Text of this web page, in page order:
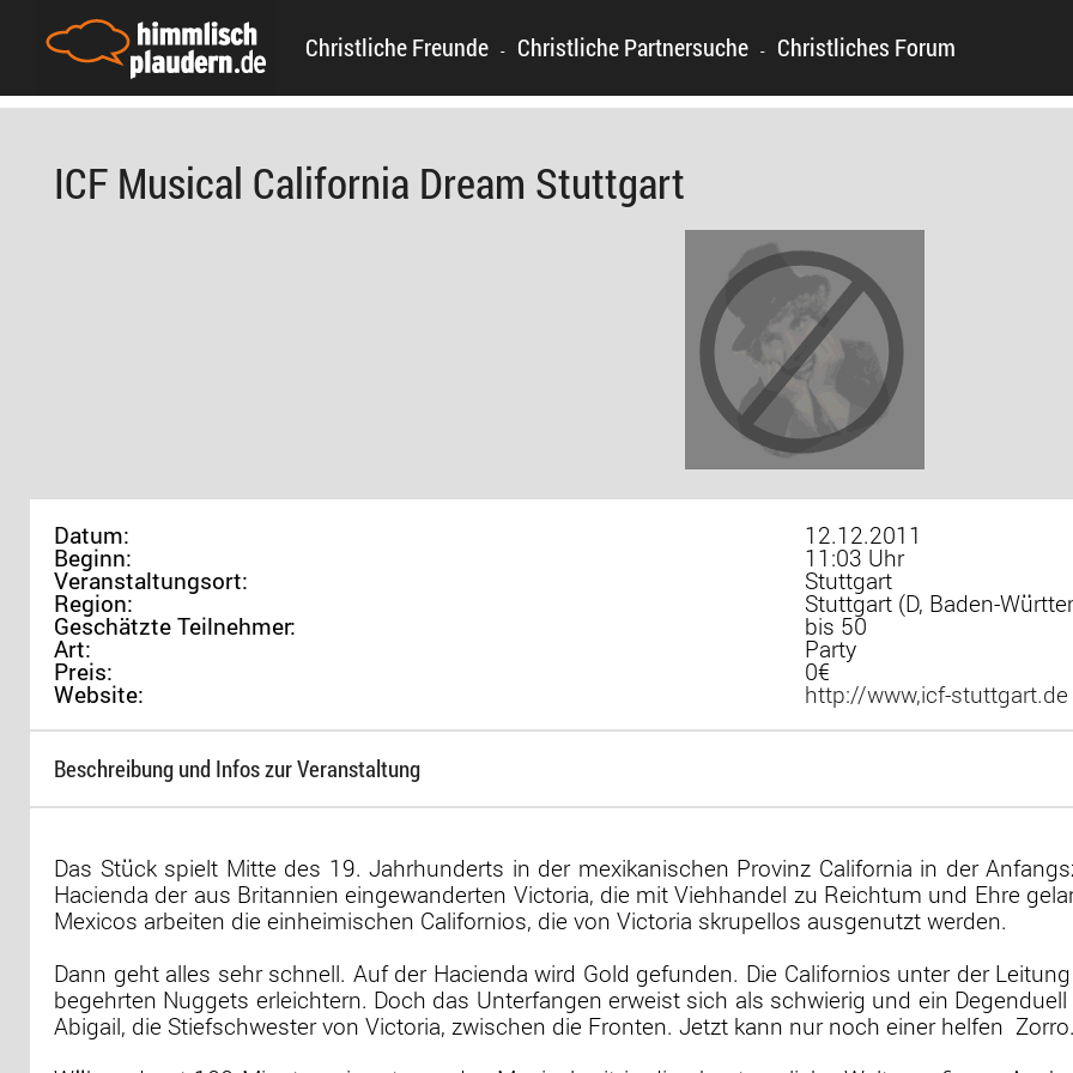
Christliche Freunde - Christliche Partnersuche - Christliches Forum
ICF Musical California Dream Stuttgart
Datum: 12.12.2011
Beginn: 11:03 Uhr
Veranstaltungsort: Stuttgart
Region: Stuttgart (D, Baden-
Geschätzte Teilnehmer: bis 50
Art: Party
Preis: 0€
Website: http://www,icf-stuttgart.de
Beschreibung und Infos zur Veranstaltung
Das Stück spielt Mitte des 19. Jahrhunderts in der mexikanischen Provinz California in der
Hacienda der aus Britannien eingewanderten Victoria, die mit Viehhandel zu Reichtum und Ehre
Mexicos arbeiten die einheimischen Californios, die von Victoria skrupellos ausgenutzt werden.
Dann geht alles sehr schnell. Auf der Hacienda wird Gold gefunden. Die Californios unter der
begehrten Nuggets erleichtern. Doch das Unterfangen erweist sich als schwierig und ein
Abigail, die Stiefschwester von Victoria, zwischen die Fronten. Jetzt kann nur noch einer helfen  Zorro.